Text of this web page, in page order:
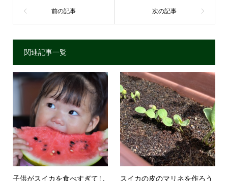
関連記事一覧
子供がスイカを食べすぎてし
スイカの皮のマリネを作ろう